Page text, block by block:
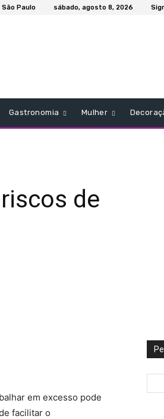
São Paulo sábado, agosto 8, 2026
Gastronomia Mulher
de
em excesso pode
facilitar o